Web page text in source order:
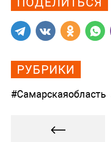
РУБРИКИ
#Самарскаяобласть